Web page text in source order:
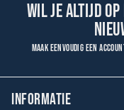
Wil je altijd op
Maak eenvoudig een
INFORMATIE